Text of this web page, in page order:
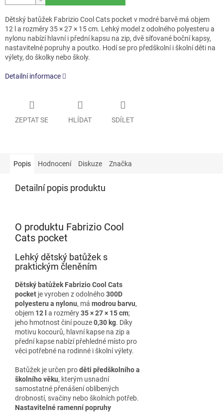
Dětský batůžek Fabrizio Cool Cats pocket v modré barvě má objem
12 l a rozměry 35 × 27 × 15 cm. Lehký model z odolného polyesteru a
nylonu nabízí hlavní i přední kapsu na zip, dvě síťované boční kapsy,
nastavitelné popruhy a poutko. Hodí se pro předškolní i školní děti na
výlety, do školky nebo školy.
Detailní informace
ZEPTAT SE HLÍDAT SDÍLET
Popis Hodnocení Diskuze Značka
Detailní popis produktu
O produktu Fabrizio Cool
Cats pocket
Lehký dětský batůžek s
praktickým členěním
Dětský batůžek Fabrizio Cool Cats
pocket je vyroben z odolného300D
polyesteru a nylonu, má modrou barvu,
objem 12 l a rozměry35 × 27 × 15 cm;
jeho hmotnost činí pouze0,30 kg. Díky
motivu kocourů, hlavní kapse na zip a
přední kapse nabízí přehledné místo pro
věci potřebné na rodinné i školní výlety.
Batůžek je určen proděti předškolního a
školního věku, kterým usnadní
samostatné přenášení oblíbených
drobností, svačiny nebo školních potřeb.
Nastavitelné ramenní popruhy